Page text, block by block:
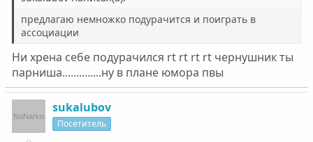
предлагаю немножко подурачится и поиграть в
ассоциации
Ни хрена себе подурачился rt rt rt rt чернушник ты
парниша..............ну в плане юмора пвы
sukalubov
Посетитель